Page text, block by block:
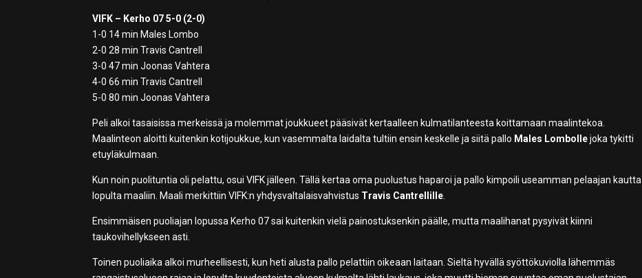
VIFK – Kerho 07 5-0 (2-0)
1-0 14 min Males Lombo
2-0 28 min Travis Cantrell
3-0 47 min Joonas Vahtera
4-0 66 min Travis Cantrell
5-0 80 min Joonas Vahtera
Peli alkoi tasaisissa merkeissä ja molemmat joukkueet pääsivät kertaalleen kulmatilanteesta koittamaan maalintekoa.
Maalinteon aloitti kuitenkin kotijoukkue, kun vasemmalta laidalta tultiin ensin keskelle ja siitä pallo Males Lombollejoka tykitti
etuyläkulmaan.
Kun noin puolituntia oli pelattu, osui VIFK jälleen. Tällä kertaa oma puolustus haparoi ja pallo kimpoili useamman pelaajan kautta
lopulta maaliin. Maali merkittiin VIFK:n yhdysvaltalaisvahvistus Travis Cantrellille.
Ensimmäisen puoliajan lopussa Kerho 07 sai kuitenkin vielä painostuksenkin päälle, mutta maalihanat pysyivät kiinni
taukovihellykseen asti.
Toinen puoliaika alkoi murheellisesti, kun heti alusta pallo pelattiin oikeaan laitaan. Sieltä hyvällä syöttökuviolla lähemmäs